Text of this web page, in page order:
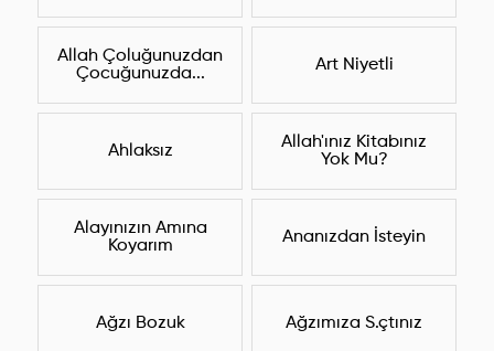
Allah Çoluğunuzdan
Çocuğunuzda...
Art Niyetli
Ahlaksız
Allah'ınız Kitabınız
Yok Mu?
Alayınızın Amına
Koyarım
Ananızdan İsteyin
Ağzı Bozuk Ağzımıza S.çtınız